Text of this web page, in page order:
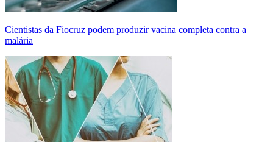
Cientistas da Fiocruz podem produzir vacina completa contra a
malária